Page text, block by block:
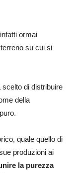
ormai
su cui si
di distribuire
della
quale quello di
produzioni ai
la purezza